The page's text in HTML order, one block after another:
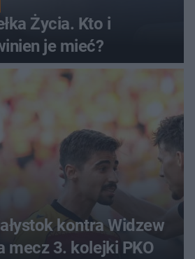
Życia. Kto i
je mieć?
kontra Widzew
mecz 3. kolejki PKO